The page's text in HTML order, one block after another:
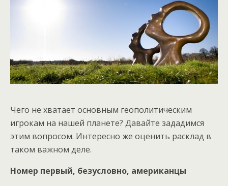
Чего не хватает основным геополитическим
игрокам на нашей планете? Давайте зададимся
этим вопросом. Интересно же оценить расклад в
таком важном деле.
Номер первый, безусловно, американцы